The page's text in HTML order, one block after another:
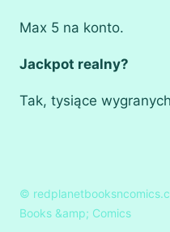
Max 5 na konto.
Jackpot realny?
Tak, tysiące
©
Books &amp; Comics